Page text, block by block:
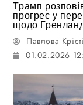
Трамп
прогрес у
щодо
Павлова
01.02.2026